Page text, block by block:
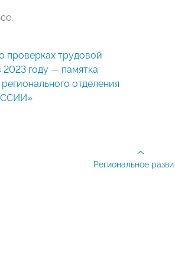
2023 году — памятка
отделения
Региональное